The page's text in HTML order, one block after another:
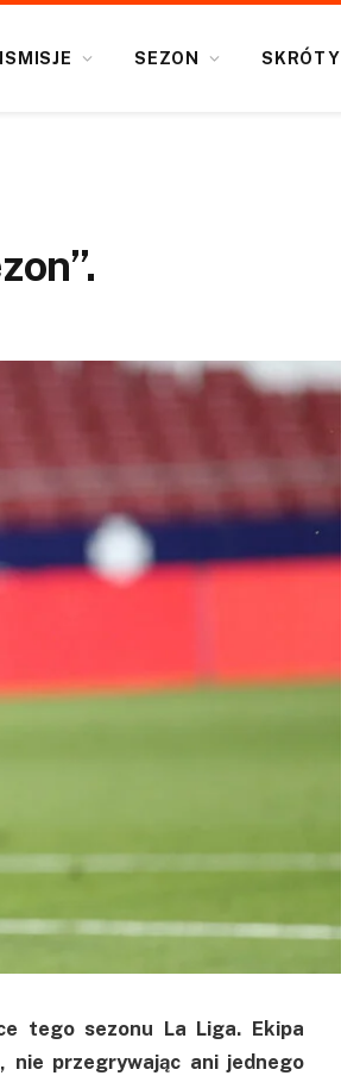
SEZON SKRÓTY
tego sezonu La Liga. Ekipa
nie przegrywając ani jednego